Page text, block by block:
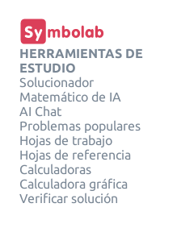
HERRAMIENTAS DE
ESTUDIO
Solucionador
Matemático de IA
AI Chat
Problemas populares
Hojas de trabajo
Hojas de referencia
Calculadoras
Calculadora gráfica
Verificar solución